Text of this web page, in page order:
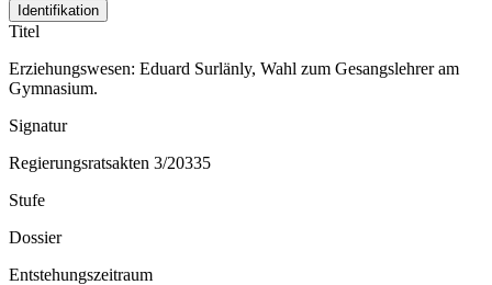
Identifikation
Titel
Erziehungswesen: Eduard Surlänly, Wahl zum Gesangslehrer am
Gymnasium.
Signatur
Regierungsratsakten 3/20335
Stufe
Dossier
Entstehungszeitraum